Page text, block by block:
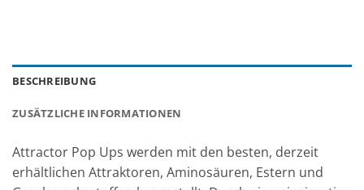
BESCHREIBUNG
ZUSÄTZLICHE INFORMATIONEN
Attractor Pop Ups werden mit den besten, derzeit
erhältlichen Attraktoren, Aminosäuren, Estern und